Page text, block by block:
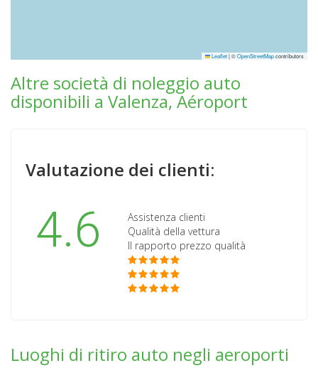
Leaflet|©OpenStreetMapcontributors
Altre società di noleggio auto
disponibili a Valenza, Aéroport
Valutazione dei clienti:
4.6
Assistenza clienti
Qualità della vettura
Il rapporto prezzo qualità
Luoghi di ritiro auto negli aeroporti